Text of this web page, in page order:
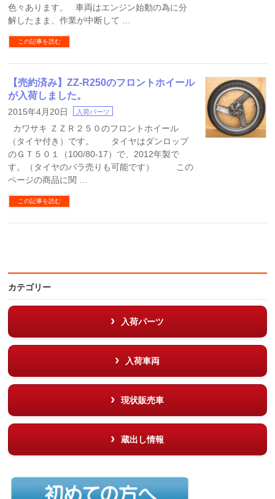
色々あります。 車両はエンジン始動の為に分
解したまま、作業が中断して …
この記事を読む
【売約済み】ZZ-R250のフロントホイール
が入荷しました。
2015年4月20日 入荷パーツ
カワサキ ＺＺＲ２５０のフロントホイール
（タイヤ付き）です。 タイヤはダンロップ
のＧＴ５０１（100/80-17）で、2012年製で
す。（タイヤのバラ売りも可能です） この
ページの商品に関 …
この記事を読む
カテゴリー
入荷パーツ
入荷車両
現状販売車
蔵出し情報